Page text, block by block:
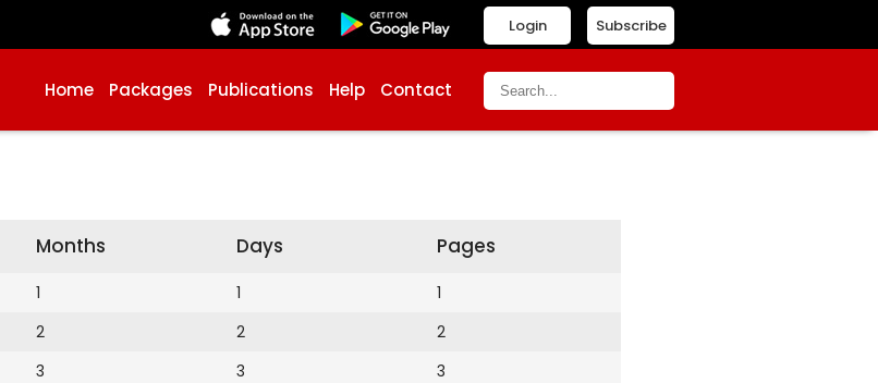
Subscribe
Login
Home Packages Publications Help Contact
Months
1
2
3
Days
1
2
3
Pages
1
2
3